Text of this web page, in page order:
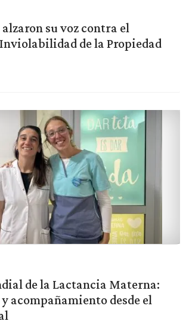
su voz contra el
de la Propiedad
de la Lactancia Materna:
acompañamiento desde el